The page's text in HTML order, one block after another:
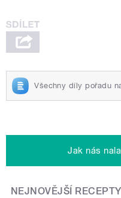
Všechny díly pořadu
Jak nás
NEJNOVĚJŠÍ RECEPTY